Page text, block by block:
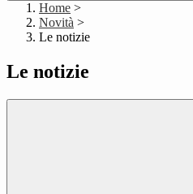
Home >
Novità >
Le notizie
Le notizie